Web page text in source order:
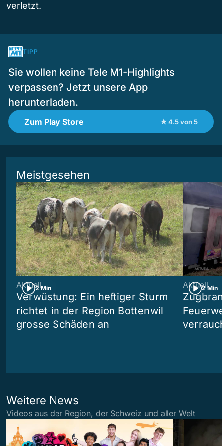
verletzt.
TIPP
Sie wollen keine Tele M1-Highlights
verpassen? Jetzt unsere App
herunterladen.
Zum Play Store ★ 4.5 von 5
Meistgesehen
2 Min
Aktuell
Verwüstung: Ein heftiger Sturm
richtet in der Region Bottenwil
grosse Schäden an
2 Min
Aktuell
Weitere News
Videos aus der Region, der Schweiz und aller Welt